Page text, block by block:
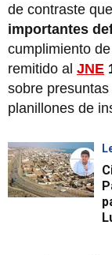
de contraste
importantes
cumplimiento
remitido al JNE
sobre
planillones de